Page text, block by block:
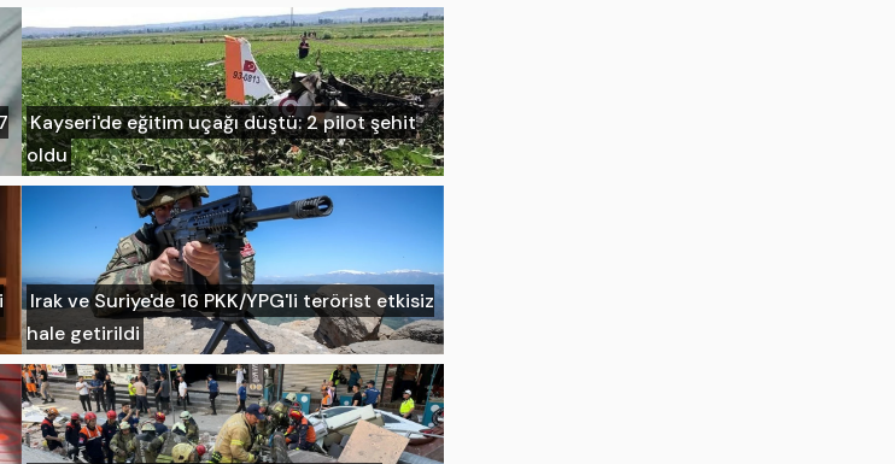
Kayseri'de eğitim uçağı düştü: 2 pilot şehit
oldu
Irak ve Suriye'de 16 PKK/YPG'li terörist etkisiz
hale getirildi